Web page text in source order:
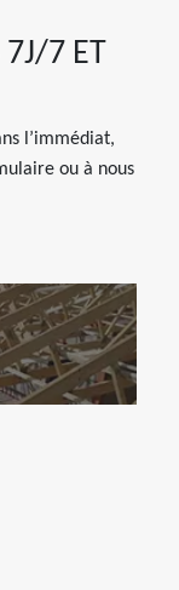
7 ET
l’immédiat,
ou à nous